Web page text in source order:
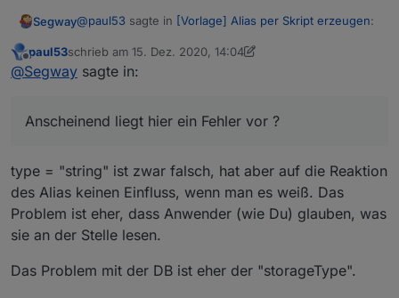
Segway@paul53 sagte in [Vorlage] Alias per Skript erzeugen:
@Segway
Datenpunkt true / false --> type = string
erstellt.
Anscheinend liegt hier ein Fehler vor ? Ich habe
diesen noch nicht erkannt :-(
Offline
paul53schrieb am 15. Dez. 2020, 14:04
zuletzt editiert von paul53
@Segway sagte in:
Anscheinend liegt hier ein Fehler vor ?
type = "string" ist zwar falsch, hat aber auf die Reaktion
des Alias keinen Einfluss, wenn man es weiß. Das
Problem ist eher, dass Anwender (wie Du) glauben, was
sie an der Stelle lesen.
Das Problem mit der DB ist eher der "storageType".